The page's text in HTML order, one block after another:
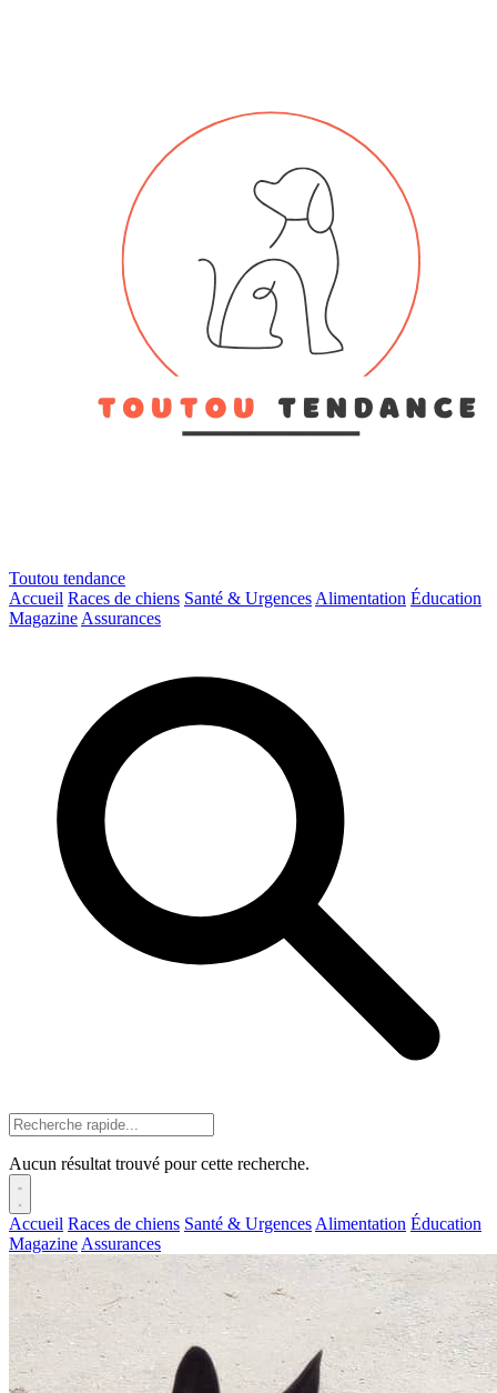
Toutou tendance
Accueil Races de chiens Santé & Urgences Alimentation Éducation
Magazine Assurances
Aucun résultat trouvé pour cette recherche.
Accueil Races de chiens Santé & Urgences Alimentation Éducation
Magazine Assurances